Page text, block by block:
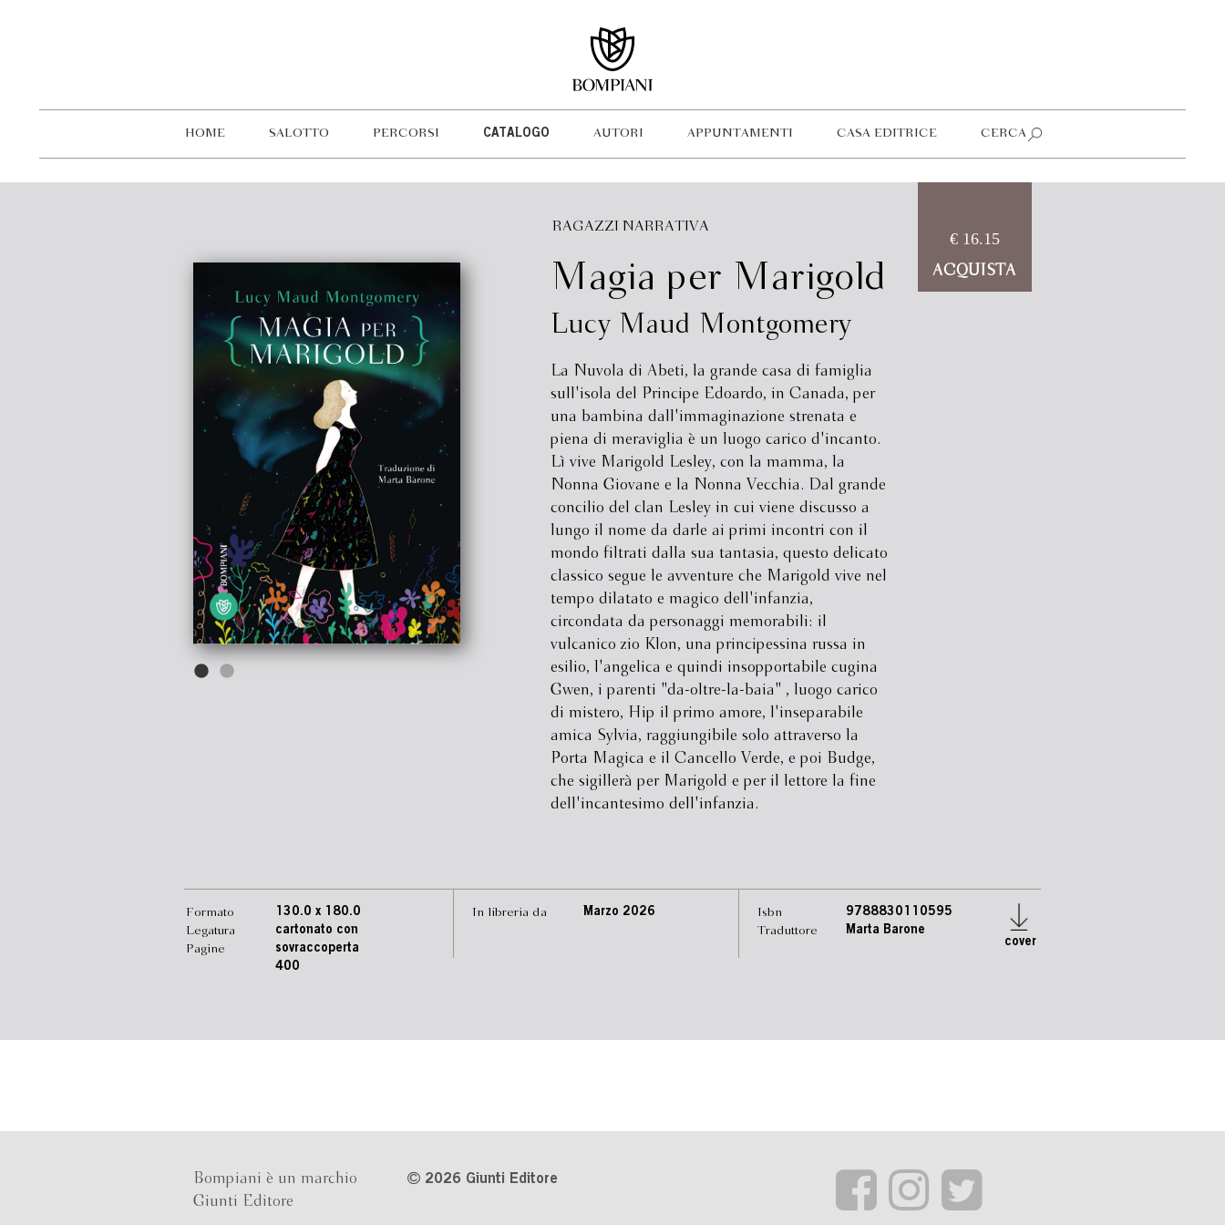
HOME SALOTTO PERCORSI CATALOGO AUTORI APPUNTAMENTI CASA EDITRICE CERCA
RAGAZZI NARRATIVA
Magia per Marigold
Lucy Maud Montgomery
La Nuvola di Abeti, la grande casa di famiglia
sull'isola del Principe Edoardo, in Canada, per
una bambina dall'immaginazione strenata e
piena di meraviglia è un luogo carico d'incanto.
Lì vive Marigold Lesley, con la mamma, la
Nonna Giovane e la Nonna Vecchia. Dal grande
concilio del clan Lesley in cui viene discusso a
lungo il nome da darle ai primi incontri con il
mondo filtrati dalla sua tantasia, questo delicato
classico segue le avventure che Marigold vive nel
tempo dilatato e magico dell'infanzia,
circondata da personaggi memorabili: il
vulcanico zio Klon, una principessina russa in
esilio, l'angelica e quindi insopportabile cugina
Gwen, i parenti "da-oltre-la-baia" , luogo carico
di mistero, Hip il primo amore, l'inseparabile
amica Sylvia, raggiungibile solo attraverso la
Porta Magica e il Cancello Verde, e poi Budge,
che sigillerà per Marigold e per il lettore la fine
dell'incantesimo dell'infanzia.
€ 16.15
ACQUISTA
Formato
Legatura
Pagine
130.0 x 180.0
cartonato con
sovraccoperta
400
In libreria da Marzo 2026
Isbn
Traduttore
9788830110595
Marta Barone
cover
Bompiani è un marchio
Giunti Editore
2026 Giunti Editore